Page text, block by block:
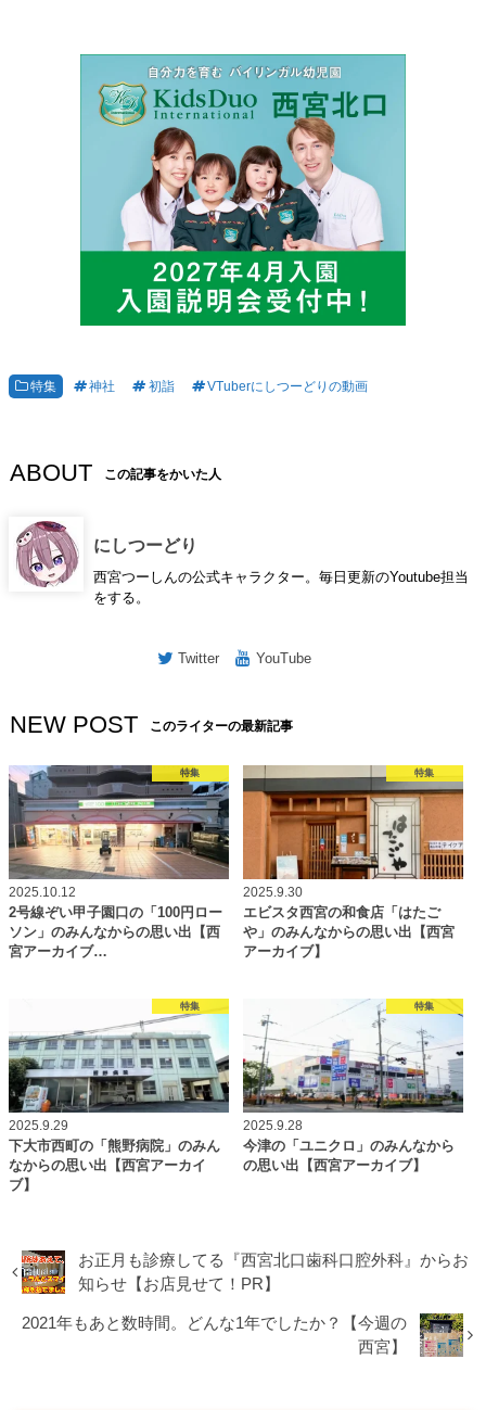
特集 神社 初詣 VTuberにしつーどりの動画
ABOUT この記事をかいた人
にしつーどり
西宮つーしんの公式キャラクター。毎日更新のYoutube担当
をする。
Twitter YouTube
NEW POST このライターの最新記事
特集
2025.10.12
2号線ぞい甲子園口の「100円ロー
ソン」のみんなからの思い出【西
宮アーカイブ…
特集
2025.9.30
エビスタ西宮の和食店「はたご
や」のみんなからの思い出【西宮
アーカイブ】
特集
2025.9.29
下大市西町の「熊野病院」のみん
なからの思い出【西宮アーカイ
ブ】
特集
2025.9.28
今津の「ユニクロ」のみんなから
の思い出【西宮アーカイブ】
お正月も診療してる『西宮北口歯科口腔外科』からお
知らせ【お店見せて！PR】
2021年もあと数時間。どんな1年でしたか？【今週の
西宮】